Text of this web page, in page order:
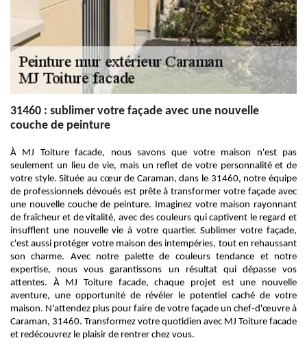
31460 : sublimer votre façade avec une nouvelle
couche de peinture
À MJ Toiture facade, nous savons que votre maison n'est pas
seulement un lieu de vie, mais un reflet de votre personnalité et de
votre style. Située au cœur de Caraman, dans le 31460, notre équipe
de professionnels dévoués est prête à transformer votre façade avec
une nouvelle couche de peinture. Imaginez votre maison rayonnant
de fraîcheur et de vitalité, avec des couleurs qui captivent le regard et
insufflent une nouvelle vie à votre quartier. Sublimer votre façade,
c'est aussi protéger votre maison des intempéries, tout en rehaussant
son charme. Avec notre palette de couleurs tendance et notre
expertise, nous vous garantissons un résultat qui dépasse vos
attentes. À MJ Toiture facade, chaque projet est une nouvelle
aventure, une opportunité de révéler le potentiel caché de votre
maison. N'attendez plus pour faire de votre façade un chef-d'œuvre à
Caraman, 31460. Transformez votre quotidien avec MJ Toiture facade
et redécouvrez le plaisir de rentrer chez vous.